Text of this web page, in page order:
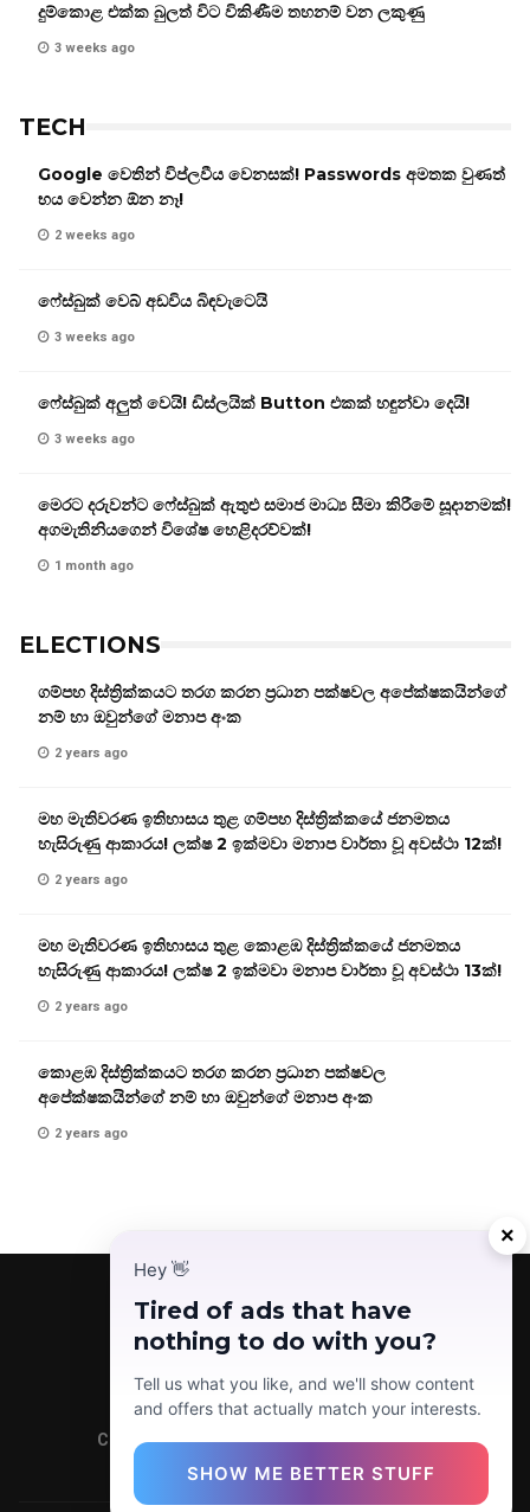
×
Hey 👋
Tired of ads that have
nothing to do with you?
Tell us what you like, and we'll show content
and offers that actually match your interests.
SHOW ME BETTER STUFF
දුම්කොළ එක්ක බුලත් විට විකිණීම තහනම් වන ලකුණු
3 weeks ago
TECH
Google වෙතින් විප්ලවීය වෙනසක්! Passwords අමතක වුණත්
භය වෙන්න ඕන නෑ!
2 weeks ago
ෆේස්බුක් වෙබ් අඩවිය බිඳවැටෙයි
3 weeks ago
ෆේස්බුක් අලුත් වෙයි! ඩිස්ලයික් Button එකක් හඳුන්වා දෙයි!
3 weeks ago
මෙරට දරුවන්ට ෆේස්බුක් ඇතුළු සමාජ මාධ්‍ය සීමා කිරීමේ සූදානමක්!
අගමැතිනියගෙන් විශේෂ හෙළිදරව්වක්!
1 month ago
ELECTIONS
ගම්පහ දිස්ත්‍රික්කයට තරග කරන ප්‍රධාන පක්ෂවල අපේක්ෂකයින්ගේ
නම් හා ඔවුන්ගේ මනාප අංක
2 years ago
මහ මැතිවරණ ඉතිහාසය තුළ ගම්පහ දිස්ත්‍රික්කයේ ජනමතය
හැසිරුණු ආකාරය! ලක්ෂ 2 ඉක්මවා මනාප වාර්තා වූ අවස්ථා 12ක්!
2 years ago
මහ මැතිවරණ ඉතිහාසය තුළ කොළඹ දිස්ත්‍රික්කයේ ජනමතය
හැසිරුණු ආකාරය! ලක්ෂ 2 ඉක්මවා මනාප වාර්තා වූ අවස්ථා 13ක්!
2 years ago
කොළඹ දිස්ත්‍රික්කයට තරග කරන ප්‍රධාන පක්ෂවල
අපේක්ෂකයින්ගේ නම් හා ඔවුන්ගේ මනාප අංක
2 years ago
Facebook
Telegram
Instagram
YouTube
Copyright © 2022 Today News LK (Pvt) Ltd.